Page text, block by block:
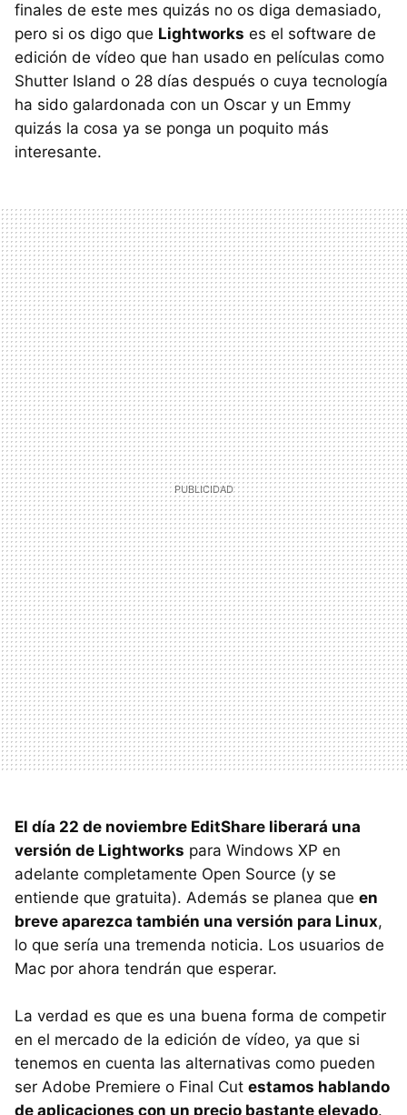
finales de este mes quizás no os diga demasiado,
pero si os digo que Lightworks es el software de
edición de vídeo que han usado en películas como
Shutter Island o 28 días después o cuya tecnología
ha sido galardonada con un Oscar y un Emmy
quizás la cosa ya se ponga un poquito más
interesante.
El día 22 de noviembre EditShare liberará una
versión de Lightworks para Windows XP en
adelante completamente Open Source (y se
entiende que gratuita). Además se planea que en
breve aparezca también una versión para Linux,
lo que sería una tremenda noticia. Los usuarios de
Mac por ahora tendrán que esperar.
La verdad es que es una buena forma de competir
en el mercado de la edición de vídeo, ya que si
tenemos en cuenta las alternativas como pueden
ser Adobe Premiere o Final Cut estamos hablando
de aplicaciones con un precio bastante elevado.